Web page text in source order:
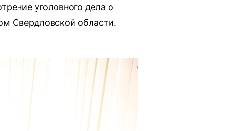
уголовного дела о
Свердловской области.